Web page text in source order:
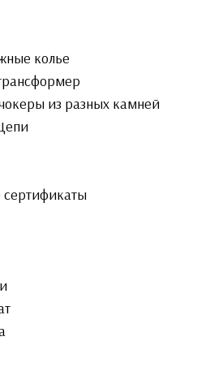
колье
из разных камней